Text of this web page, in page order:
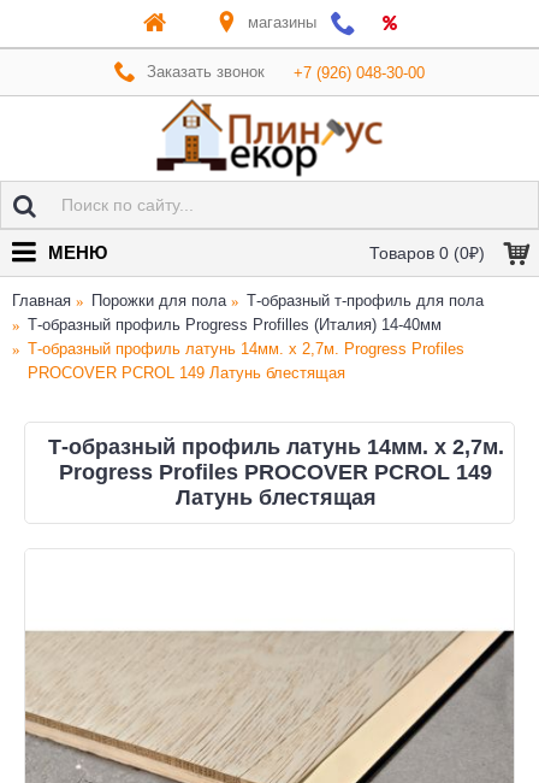
магазины
Заказать звонок +7 (926) 048-30-00
Товаров 0 (0₽)
МЕНЮ
Главная Порожки для пола
Т-образный т-профиль для пола
Т-образный профиль Progress Profilles (Италия) 14-40мм
Т-образный профиль латунь 14мм. x 2,7м. Progress Profiles
PROCOVER PCROL 149 Латунь блестящая
Т-образный профиль латунь 14мм. x 2,7м.
Progress Profiles PROCOVER PCROL 149
Латунь блестящая